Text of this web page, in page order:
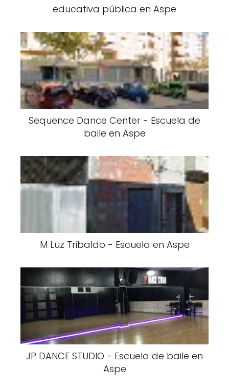
educativa pública en Aspe
Sequence Dance Center - Escuela de
baile en Aspe
M Luz Tribaldo - Escuela en Aspe
JP DANCE STUDIO - Escuela de baile en
Aspe